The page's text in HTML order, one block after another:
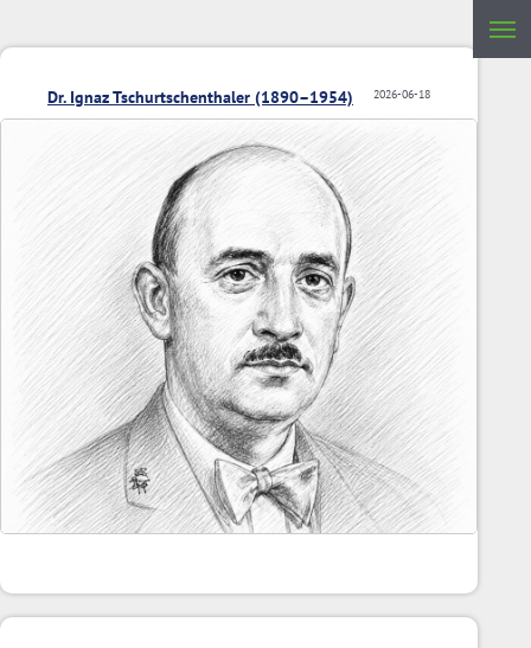
2026-06-18
Dr. Ignaz Tschurtschenthaler (1890–1954)